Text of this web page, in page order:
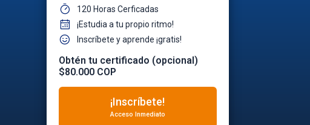
120 Horas Cerficadas
¡Estudia a tu propio ritmo!
Inscríbete y aprende ¡gratis!
Obtén tu certificado (opcional)
$80.000 COP
¡Inscríbete!
Acceso Inmediato